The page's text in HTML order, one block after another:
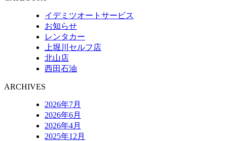
イデミツオートサービス
お知らせ
レンタカー
上堀川セルフ店
北山店
西田石油
ARCHIVES
2026年7月
2026年6月
2026年4月
2025年12月